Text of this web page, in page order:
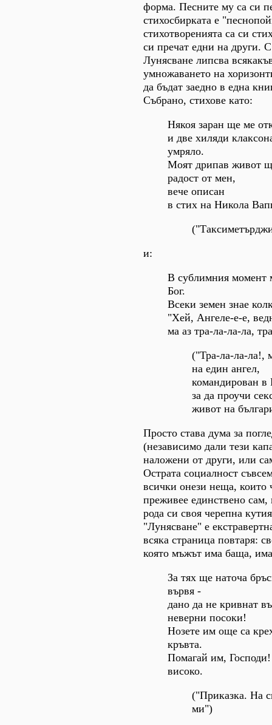
форма. Песните му са си
стихосбирката е
стихотворенията са си
си пречат едни на други.
Лунясване липсва
умножаването на
да бъдат заедно в една
Събрано, стихове като:
Някоя заран ще ме
и две хиляди
умряло.
Моят дрипав живот
радост от мен,
вече описан
в стих на Никола
и:
В сублимния момент
Бог.
Всеки земен знае
"Хей, Ангеле-е-е,
ма аз тра-ла-ла-ла,
("Тра-ла-ла-ла!,
на един ангел,
командирован в
за да проучи
живот на
Просто става дума за
(независимо дали тези
наложени от други, или
Острата социалност
всички онези неща, които
преживее единствено сам,
рода си своя черепна
"Лунясване" е
всяка страница повтаря:
която мъжът има баща,
За тях ще наточа
вървя -
дано да не кривнат
неверни посоки!
Нозете им още са
кръвта.
Помагай им,
високо.
("Приказка. На
ми")